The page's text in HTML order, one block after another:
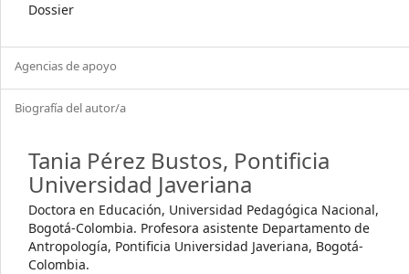
Dossier
Agencias de apoyo
Biografía del autor/a
Tania Pérez Bustos, Pontificia
Universidad Javeriana
Doctora en Educación, Universidad Pedagógica Nacional,
Bogotá-Colombia. Profesora asistente Departamento de
Antropología, Pontificia Universidad Javeriana, Bogotá-
Colombia.